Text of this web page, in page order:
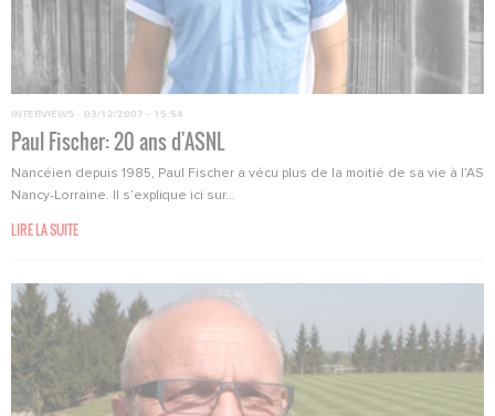
INTERVIEWS · 03/12/2007 - 15:54
Paul Fischer: 20 ans d'ASNL
Nancéien depuis 1985, Paul Fischer a vécu plus de la moitié de sa vie à l’AS
Nancy-Lorraine. Il s’explique ici sur...
LIRE LA SUITE